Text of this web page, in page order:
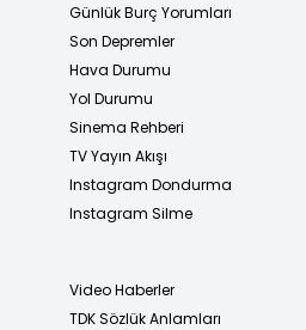
Günlük Burç Yorumları
Son Depremler
Hava Durumu
Yol Durumu
Sinema Rehberi
TV Yayın Akışı
Instagram Dondurma
Instagram Silme
Video Haberler
TDK Sözlük Anlamları